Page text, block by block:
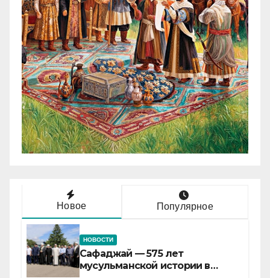
Новое Популярное
НОВОСТИ
Сафаджай — 575 лет
мусульманской истории в